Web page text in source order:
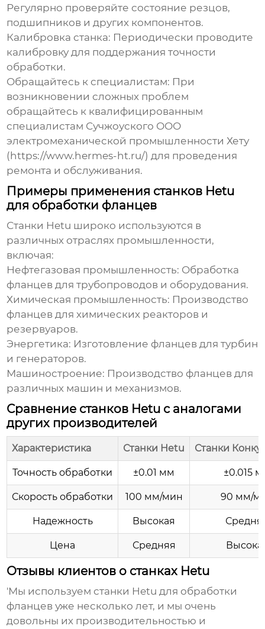
Регулярно проверяйте состояние резцов,
подшипников и других компонентов.
Калибровка станка: Периодически проводите
калибровку для поддержания точности
обработки.
Обращайтесь к специалистам: При
возникновении сложных проблем
обращайтесь к квалифицированным
специалистам Сучжоуского ООО
электромеханической промышленности Хету
(https://www.hermes-ht.ru/) для проведения
ремонта и обслуживания.
Примеры применения станков Hetu
для обработки фланцев
Станки Hetu широко используются в
различных отраслях промышленности,
включая:
Нефтегазовая промышленность: Обработка
фланцев для трубопроводов и оборудования.
Химическая промышленность: Производство
фланцев для химических реакторов и
резервуаров.
Энергетика: Изготовление фланцев для турбин
и генераторов.
Машиностроение: Производство фланцев для
различных машин и механизмов.
Сравнение станков Hetu с аналогами
других производителей
Характеристика Станки Hetu Станки
Точность обработки ±0.01 мм ±0.015
Скорость обработки 100 мм/мин 90 мм/
Надежность Высокая
Цена Средняя
Отзывы клиентов о станках Hetu
'Мы используем станки Hetu для обработки
фланцев уже несколько лет, и мы очень
довольны их производительностью и